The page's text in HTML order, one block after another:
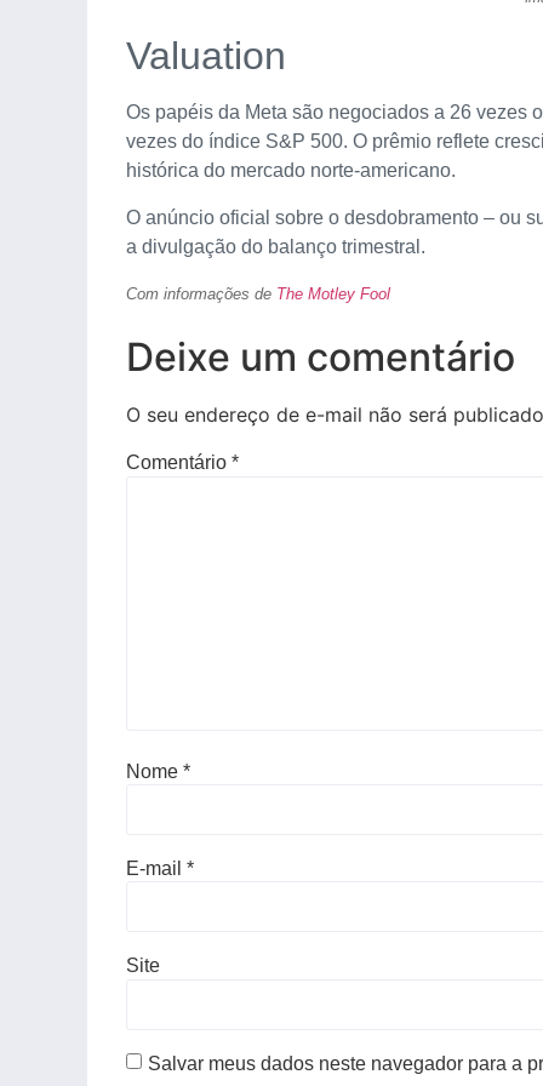
Valuation
Os papéis da Meta são negociados a 26 vezes
vezes do índice S&P 500. O prêmio reflete
histórica do mercado norte-americano.
O anúncio oficial sobre o desdobramento – ou
a divulgação do balanço trimestral.
Com informações de The Motley Fool
Deixe um comentário
O seu endereço de e-mail não será
Comentário *
Nome *
E-mail *
Site
Salvar meus dados neste navegador para a